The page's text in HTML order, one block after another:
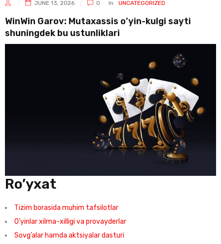
JUNE 13, 2026 0 In UNCATEGORIZED
WinWin Garov: Mutaxassis o’yin-kulgi sayti
shuningdek bu ustunliklari
Ro’yxat
Tizim borasida muhim tafsilotlar
O’yinlar xilma-xilligi va provayderlar
Sovg’alar hamda aktsiyalar dasturi